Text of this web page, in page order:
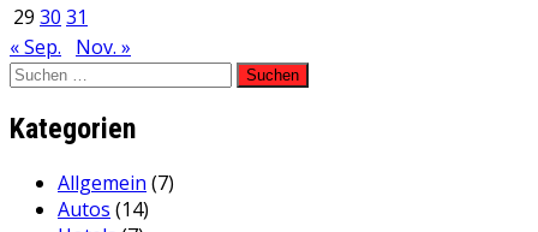
29 30 31
« Sep.
Nov. »
Suchen
Kategorien
Allgemein (7)
Autos (14)